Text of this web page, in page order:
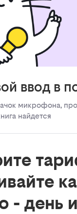
ввод в
микрофона,
найдется
- день